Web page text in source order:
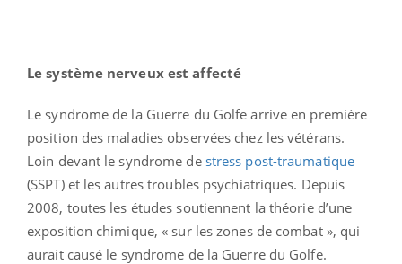
Le système nerveux est affecté
Le syndrome de la Guerre du Golfe arrive en première
position des maladies observées chez les vétérans.
Loin devant le syndrome de stress post-traumatique
(SSPT) et les autres troubles psychiatriques. Depuis
2008, toutes les études soutiennent la théorie d’une
exposition chimique, « sur les zones de combat », qui
aurait causé le syndrome de la Guerre du Golfe.